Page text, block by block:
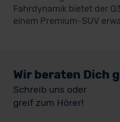
Fahrdynamik bietet der
einem Premium-SUV
Wir beraten Dich
Schreib uns oder
greif zum Hörer!